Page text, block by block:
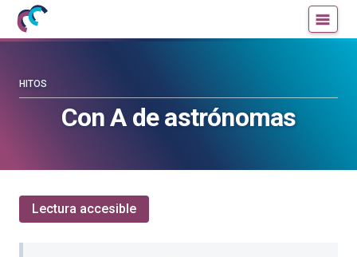
Mujeres
con
UPV/EHU
blog
UPV/EHU
Con A de astrónomas
HITOS
Lectura accesible